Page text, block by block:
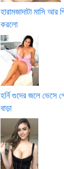
হারামজাদাটা মাসি আর
করলো
হর্নি গুদের জলে ভেসে
বাড়া